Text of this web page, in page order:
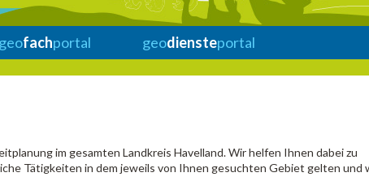
geofachportal geodiensteportal
im gesamten Landkreis Havelland. Wir helfen Ihnen dabei zu
Tätigkeiten in dem jeweils von Ihnen gesuchten Gebiet gelten und